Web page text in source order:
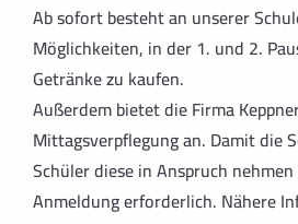
Ab sofort besteht an unserer
Möglichkeiten, in der 1. und 2.
Getränke zu kaufen.
Außerdem bietet die Firma
Mittagsverpflegung an. Damit die
Schüler diese in Anspruch
Anmeldungerforderlich. Nähere